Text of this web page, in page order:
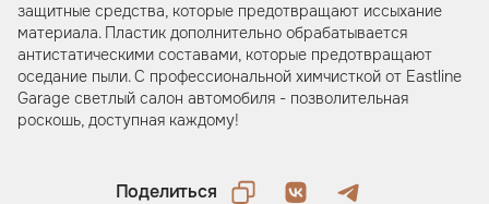
защитные средства, которые предотвращают иссыхание
материала. Пластик дополнительно обрабатывается
антистатическими составами, которые предотвращают
оседание пыли. С профессиональной химчисткой от Eastline
Garage светлый салон автомобиля - позволительная
роскошь, доступная каждому!
Поделиться